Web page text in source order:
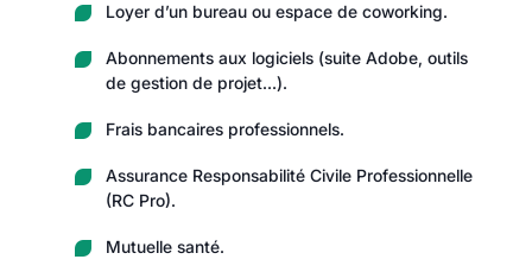
Loyer d’un bureau ou espace de coworking.
Abonnements aux logiciels (suite Adobe, outils
de gestion de projet…).
Frais bancaires professionnels.
Assurance Responsabilité Civile Professionnelle
(RC Pro).
Mutuelle santé.